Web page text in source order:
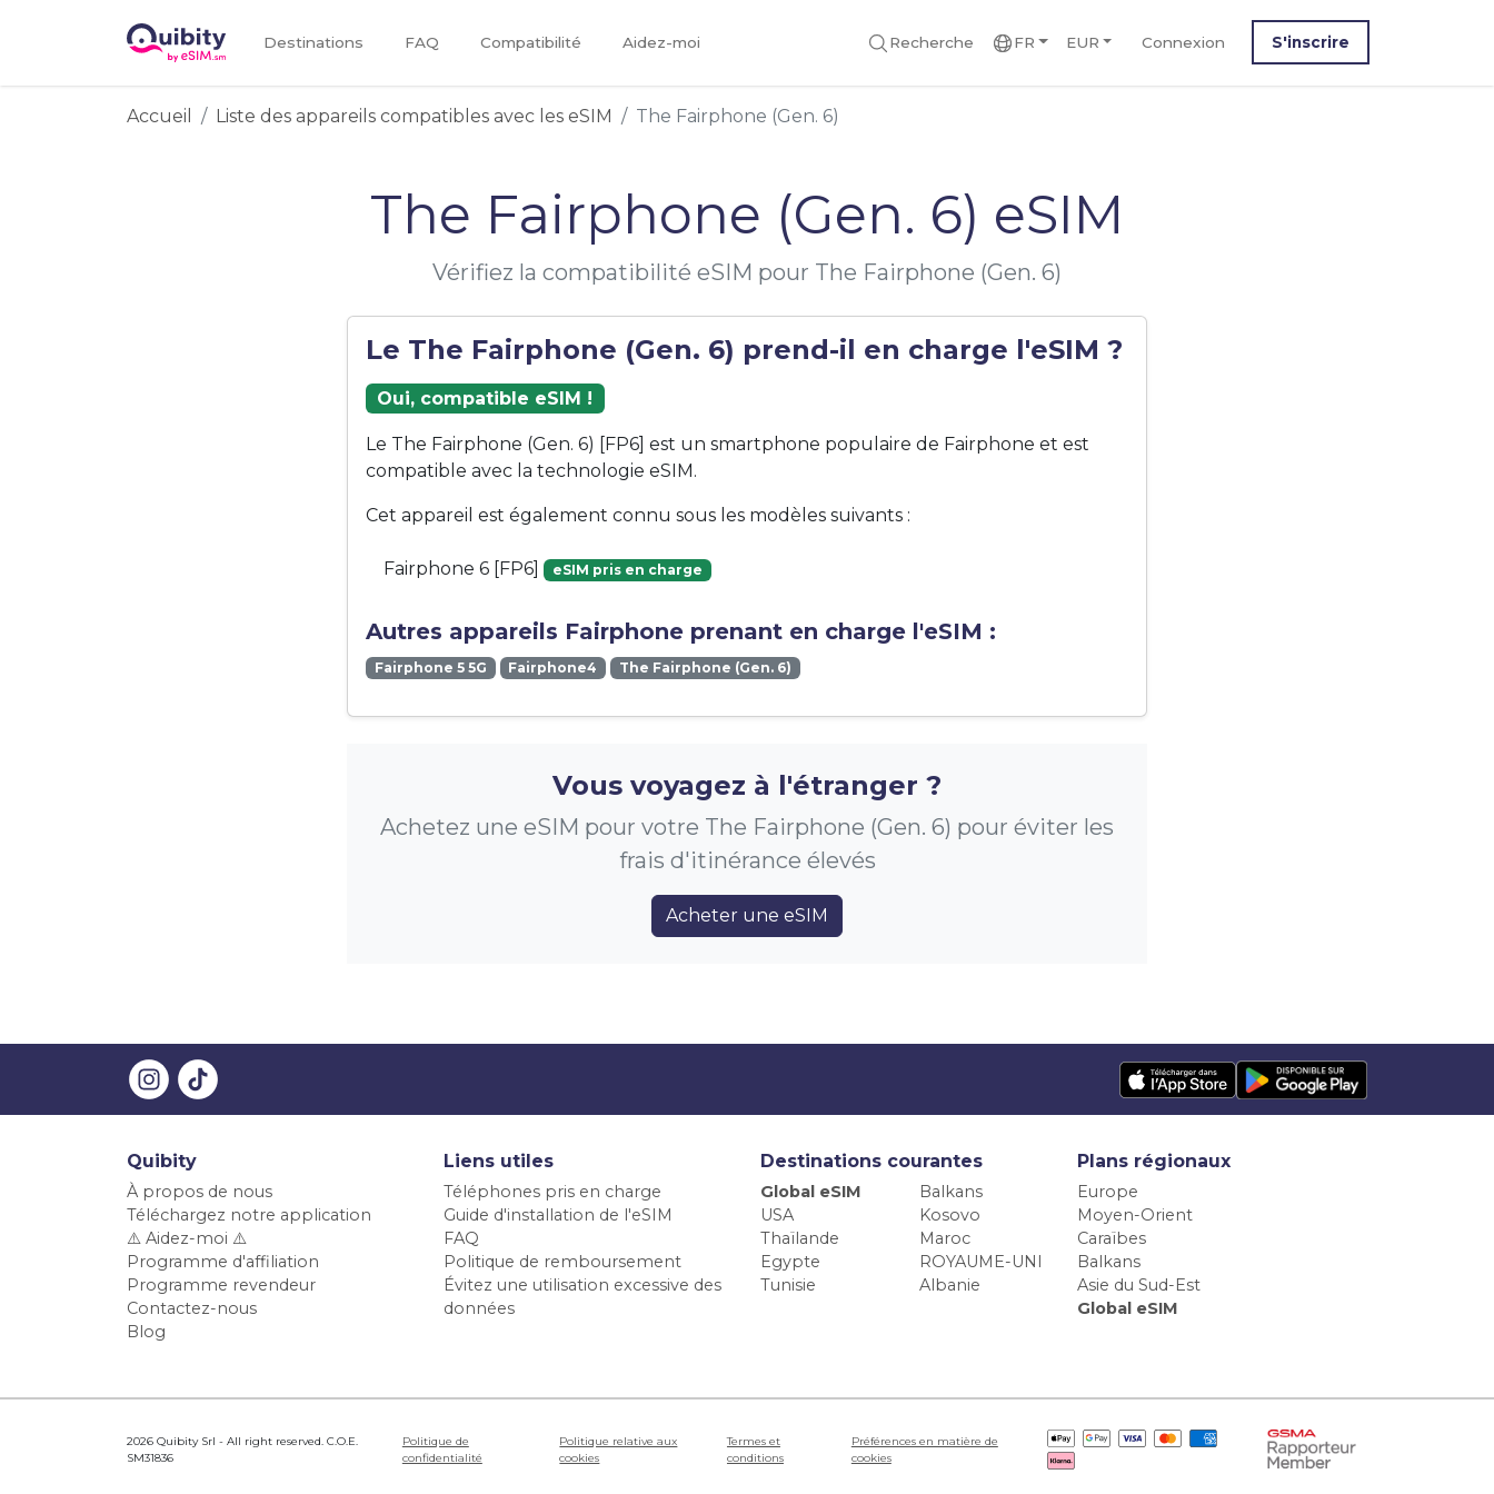
Destinations FAQ Compatibilité Aidez-moi Recherche FR EUR Connexion S'inscrire
Accueil Liste des appareils compatibles avec les eSIM The Fairphone (Gen. 6)
The Fairphone (Gen. 6) eSIM
Vérifiez la compatibilité eSIM pour The Fairphone (Gen. 6)
Le The Fairphone (Gen. 6) prend-il en charge l'eSIM ?
Oui, compatible eSIM !
Le The Fairphone (Gen. 6) [FP6] est un smartphone populaire de Fairphone et est
compatible avec la technologie eSIM.
Cet appareil est également connu sous les modèles suivants :
Fairphone 6 [FP6] eSIM pris en charge
Autres appareils Fairphone prenant en charge l'eSIM :
Fairphone 5 5G Fairphone4 The Fairphone (Gen. 6)
Vous voyagez à l'étranger ?
Achetez une eSIM pour votre The Fairphone (Gen. 6) pour éviter les
frais d'itinérance élevés
Acheter une eSIM
Quibity
À propos de nous
Téléchargez notre application
⚠️ Aidez-moi ⚠️
Programme d'affiliation
Programme revendeur
Contactez-nous
Blog
Liens utiles
Téléphones pris en charge
Guide d'installation de l'eSIM
FAQ
Politique de remboursement
Évitez une utilisation excessive des
données
Destinations courantes
Global eSIM
Balkans
USA
Kosovo
Thaïlande
Maroc
Egypte
ROYAUME-UNI
Tunisie
Albanie
Plans régionaux
Europe
Moyen-Orient
Caraïbes
Balkans
Asie du Sud-Est
Global eSIM
2026 Quibity Srl - All right reserved. C.O.E.
SM31836
Politique de
confidentialité
Politique relative aux
cookies
Termes et
conditions
Préférences en matière de
cookies